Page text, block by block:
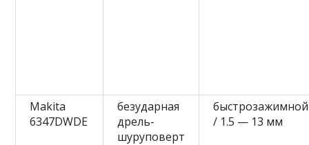
Makita
6347DWDE
безударная
дрель-
шуруповерт
быстрозажимной
/ 1.5 — 13 мм